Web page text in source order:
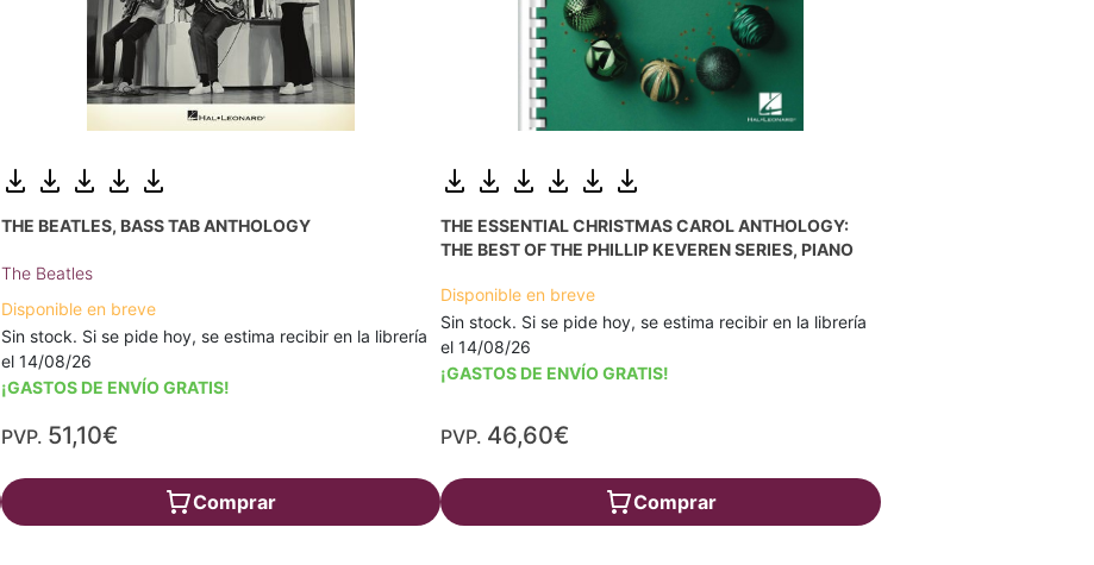
THE BEATLES, BASS TAB ANTHOLOGY
The Beatles
Disponible en breve
Sin stock. Si se pide hoy, se estima recibir en la librería
el 14/08/26
¡GASTOS DE ENVÍO GRATIS!
PVP. 51,10€
Comprar
THE ESSENTIAL CHRISTMAS CAROL ANTHOLOGY:
THE BEST OF THE PHILLIP KEVEREN SERIES, PIANO
Disponible en breve
Sin stock. Si se pide hoy, se estima recibir en la librería
el 14/08/26
¡GASTOS DE ENVÍO GRATIS!
PVP. 46,60€
Comprar